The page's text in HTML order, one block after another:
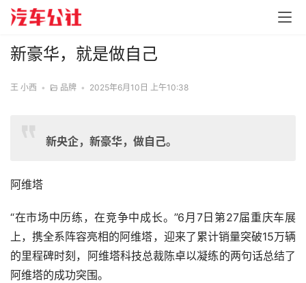
新豪华，就是做自己
王 小西 • 品牌 • 2025年6月10日 上午10:38
新央企，新豪华，做自己。
阿维塔
“在市场中历练，在竞争中成长。”6月7日第27届重庆车展
上，携全系阵容亮相的阿维塔，迎来了累计销量突破15万辆
的里程碑时刻，阿维塔科技总裁陈卓以凝练的两句话总结了
阿维塔的成功突围。